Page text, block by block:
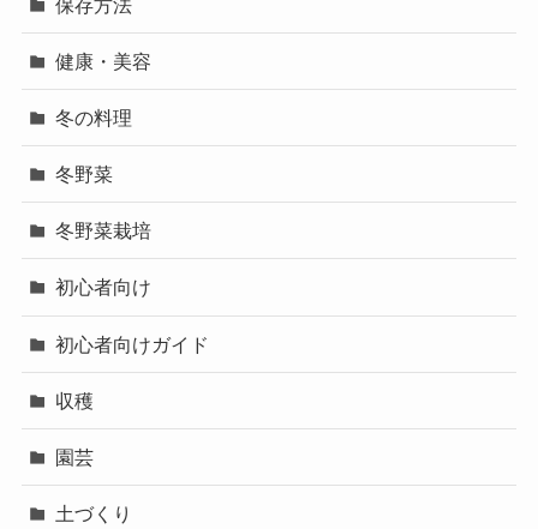
健康・美容
冬の料理
冬野菜
冬野菜栽培
初心者向け
初心者向けガイド
収穫
園芸
土づくり